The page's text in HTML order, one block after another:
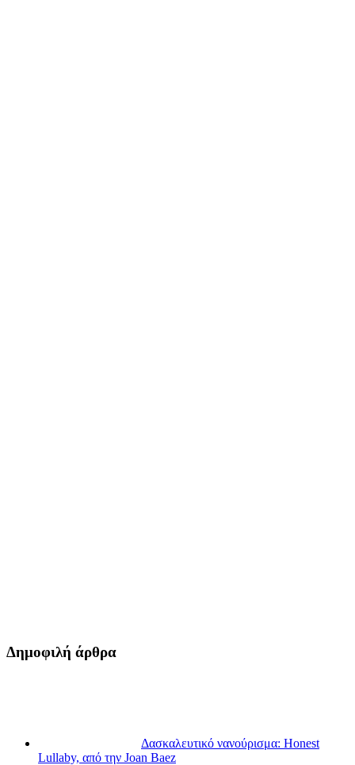
Δημοφιλή άρθρα
Δασκαλευτικό νανούρισμα: Honest
Lullaby, από την Joan Baez